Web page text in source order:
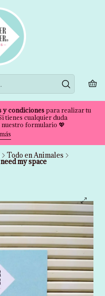
y condicionespara realizar tu
tienes cualquier duda
nuestro formulario 💖
Todo en Animales
my space